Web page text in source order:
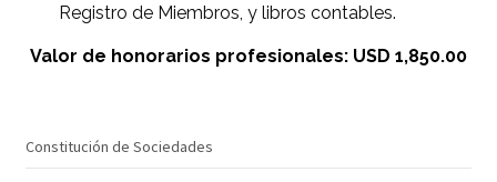
Registro de Miembros, y libros contables.
Valor de honorarios profesionales: USD 1,850.00
Constitución de Sociedades